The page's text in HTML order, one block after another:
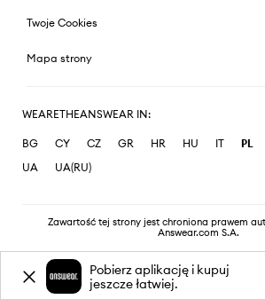
Twoje Cookies
Mapa strony
WEARETHEANSWEAR IN:
BG CY CZ GR HR HU IT PL
UA
UA(RU)
Zawartość tej strony jest chroniona prawem
Answear.com S.A.
Pobierz aplikację i kupuj
jeszcze łatwiej.